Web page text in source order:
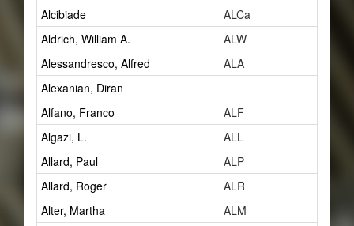
Alcibiade
ALCa
Aldrich, William A.
ALW
Alessandresco, Alfred
ALA
Alexanian, Diran
Alfano, Franco
ALF
Algazi, L.
ALL
Allard, Paul
ALP
Allard, Roger
ALR
Alter, Martha
ALM